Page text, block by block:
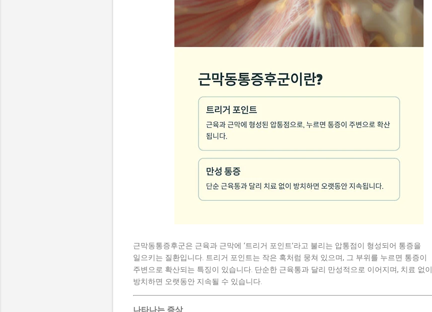
근막동통증후군은 근육과 근막에 ‘트리거 포인트’라고 불리는 압통점이 형성되어 통증을
일으키는 질환입니다. 트리거 포인트는 작은 혹처럼 뭉쳐 있으며, 그 부위를 누르면 통증이
주변으로 확산되는 특징이 있습니다. 단순한 근육통과 달리 만성적으로 이어지며, 치료 없이
방치하면 오랫동안 지속될 수 있습니다.
나타나는 증상